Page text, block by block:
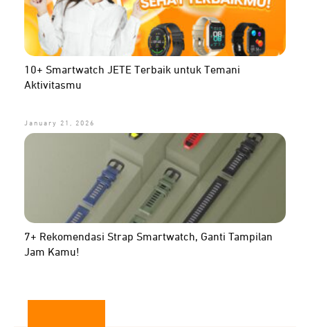
10+ Smartwatch JETE Terbaik untuk Temani
Aktivitasmu
January 21, 2026
7+ Rekomendasi Strap Smartwatch, Ganti Tampilan
Jam Kamu!